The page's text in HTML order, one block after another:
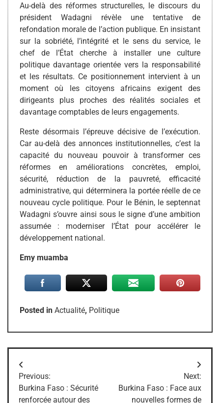
Au-delà des réformes structurelles, le discours du
président Wadagni révèle une tentative de
refondation morale de l’action publique. En insistant
sur la sobriété, l’intégrité et le sens du service, le
chef de l’État cherche à installer une culture
politique davantage orientée vers la responsabilité
et les résultats. Ce positionnement intervient à un
moment où les citoyens africains exigent des
dirigeants plus proches des réalités sociales et
davantage comptables de leurs engagements.
Reste désormais l’épreuve décisive de l’exécution.
Car au-delà des annonces institutionnelles, c’est la
capacité du nouveau pouvoir à transformer ces
réformes en améliorations concrètes, emploi,
sécurité, réduction de la pauvreté, efficacité
administrative, qui déterminera la portée réelle de ce
nouveau cycle politique. Pour le Bénin, le septennat
Wadagni s’ouvre ainsi sous le signe d’une ambition
assumée : moderniser l’État pour accélérer le
développement national.
Emy muamba
Posted in Actualité, Politique
Navigation
de
Previous:
Burkina Faso : Sécurité
renforcée autour des
Next:
Burkina Faso : Face aux
nouvelles formes de